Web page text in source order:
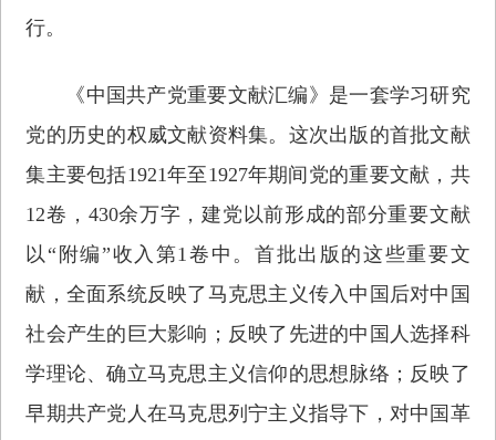
行。
《中国共产党重要文献汇编》是一套学习研究
党的历史的权威文献资料集。这次出版的首批文献
集主要包括1921年至1927年期间党的重要文献，共
12卷，430余万字，建党以前形成的部分重要文献
以“附编”收入第1卷中。首批出版的这些重要文
献，全面系统反映了马克思主义传入中国后对中国
社会产生的巨大影响；反映了先进的中国人选择科
学理论、确立马克思主义信仰的思想脉络；反映了
早期共产党人在马克思列宁主义指导下，对中国革